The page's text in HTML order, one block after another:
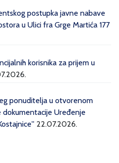
postupka javne nabave
u Ulici fra Grge Martića 177
korisnika za prijem u
ponuditelja u otvorenom
Uređenje
22.07.2026.